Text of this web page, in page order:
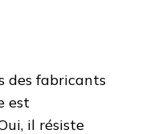
des fabricants
est
il résiste